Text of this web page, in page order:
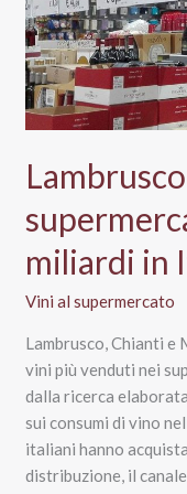
miliardi in
Vini al supermercato
Lambrusco, Chianti e
vini più venduti nei
dalla ricerca
sui consumi di vino
italiani hanno
distribuzione, il